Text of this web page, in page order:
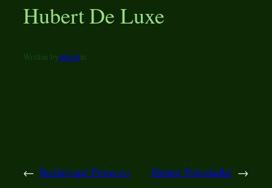
Hubert De Luxe
Written byadminin
← Rozlievané Prosecco Hubert Polosladké →